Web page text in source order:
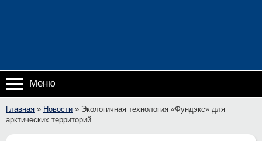
Меню
Главная » Новости » Экологичная технология «Фундэкс» для
арктических территорий